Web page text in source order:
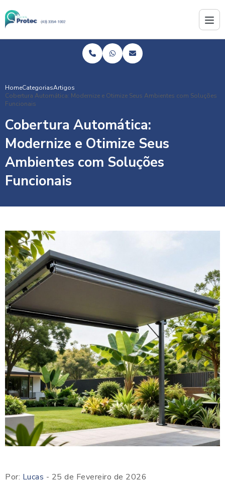
HomeCategoriasArtigos
Cobertura Automática: Modernize e Otimize Seus Ambientes com Soluções
Funcionais
Cobertura Automática:
Modernize e Otimize Seus
Ambientes com Soluções
Funcionais
Por: Lucas - 25 de Fevereiro de 2026